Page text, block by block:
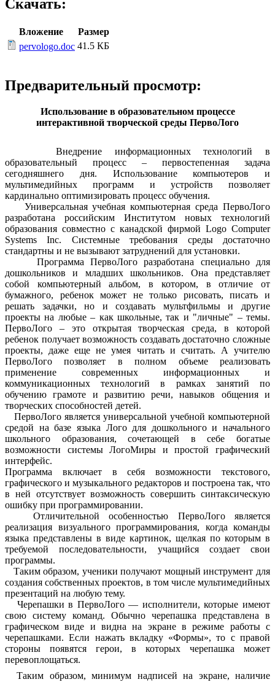
Скачать:
Вложение
Размер
pervologo.doc 41.5 КБ
Предварительный просмотр:
Использование в образовательном процессе
интерактивной творческой среды ПервоЛого
Внедрение информационных технологий в
образовательный процесс – первостепенная задача
сегодняшнего дня. Использование компьютеров и
мультимедийных программ и устройств позволяет
кардинально оптимизировать процесс обучения.
Универсальная учебная компьютерная среда ПервоЛого
разработана российским Институтом новых технологий
образования совместно с канадской фирмой Logo Computer
Systems Inc. Системные требования среды достаточно
стандартны и не вызывают затруднений для установки.
Программа ПервоЛого разработана специально для
дошкольников и младших школьников. Она представляет
собой компьютерный альбом, в котором, в отличие от
бумажного, ребенок может не только рисовать, писать и
решать задачки, но и создавать мультфильмы и другие
проекты на любые – как школьные, так и "личные" – темы.
ПервоЛого – это открытая творческая среда, в которой
ребенок получает возможность создавать достаточно сложные
проекты, даже еще не умея читать и считать. А учителю
ПервоЛого позволяет в полном объеме реализовать
применение современных информационных и
коммуникационных технологий в рамках занятий по
обучению грамоте и развитию речи, навыков общения и
творческих способностей детей.
ПервоЛого является универсальной учебной компьютерной
средой на базе языка Лого для дошкольного и начального
школьного образования, сочетающей в себе богатые
возможности системы ЛогоМиры и простой графический
интерфейс.
Программа включает в себя возможности текстового,
графического и музыкального редакторов и построена так, что
в ней отсутствует возможность совершить синтаксическую
ошибку при программировании.
Отличительной особенностью ПервоЛого является
реализация визуального программирования, когда команды
языка представлены в виде картинок, щелкая по которым в
требуемой последовательности, учащийся создает свои
программы.
Таким образом, ученики получают мощный инструмент для
создания собственных проектов, в том числе мультимедийных
презентаций на любую тему.
Черепашки в ПервоЛого — исполнители, которые имеют
свою систему команд. Обычно черепашка представлена в
графическом виде и видна на экране в режиме работы с
черепашками. Если нажать вкладку «Формы», то с правой
стороны появятся герои, в которых черепашка может
перевоплощаться.
Таким образом, минимум надписей на экране, наличие